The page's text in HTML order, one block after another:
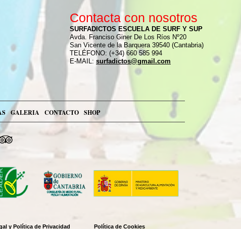
Contacta con nosotros
SURFADICTOS ESCUELA DE SURF Y SUP
Avda. Franciso Giner De Los Ríos Nº20
San Vicente de la Barquera 39540 (Cantabria)
TELÉFONO: (+34) 660 585 994
E-MAIL: surfadictos@gmail.com
GALERIA CONTACTO SHOP
y Política de Privacidad Política de Cookies